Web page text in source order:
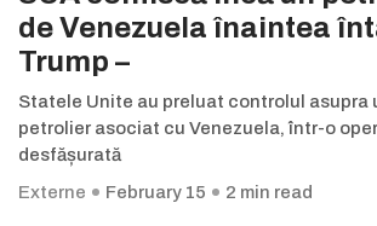
de Venezuela înaintea
Trump –
Statele Unite au preluat controlul asupra
petrolier asociat cu Venezuela, într-o
desfășurată
Externe
February 15 2 min read